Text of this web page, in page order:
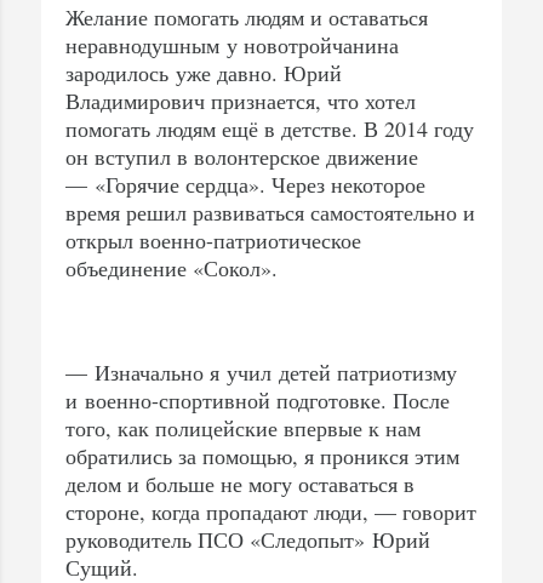
Желание помогать людям и оставаться
неравнодушным у новотройчанина
зародилось уже давно. Юрий
Владимирович признается, что хотел
помогать людям ещё в детстве. В 2014 году
он вступил в волонтерское движение
— «Горячие сердца». Через некоторое
время решил развиваться самостоятельно и
открыл военно-патриотическое
объединение «Сокол».
— Изначально я учил детей патриотизму
и военно-спортивной подготовке. После
того, как полицейские впервые к нам
обратились за помощью, я проникся этим
делом и больше не могу оставаться в
стороне, когда пропадают люди, — говорит
руководитель ПСО «Следопыт» Юрий
Сущий.